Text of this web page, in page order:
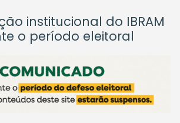
institucional do IBRAM
o período eleitoral